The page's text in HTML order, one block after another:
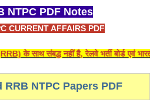
NTPC PDF Notes
CURRENT AFFAIRS PDF
के साथ संबद्ध नहीं है, रेलवे भर्ती बोर्ड एवं
RRB NTPC Papers PDF